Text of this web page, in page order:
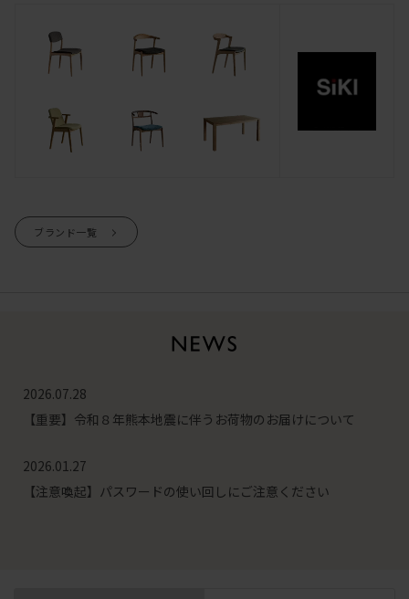
ブランド一覧
2026.07.28
【重要】令和８年熊本地震に伴うお荷物のお届けについて
2026.01.27
【注意喚起】パスワードの使い回しにご注意ください